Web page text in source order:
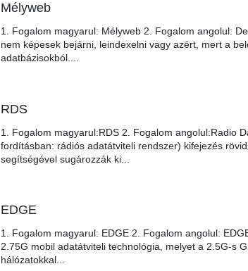
Mélyweb
1. Fogalom magyarul: Mélyweb 2. Fogalom angolul:
nem képesek bejárni, leindexelni vagy azért, mert a
adatbázisokból....
RDS
1. Fogalom magyarul:RDS 2. Fogalom angolul:Radio
fordításban: rádiós adatátviteli rendszer) kifejezés
segítségével sugározzák ki...
EDGE
1. Fogalom magyarul: EDGE 2. Fogalom angolul:
2.75G mobil adatátviteli technológia, melyet a 2.5G-s
hálózatokkal...